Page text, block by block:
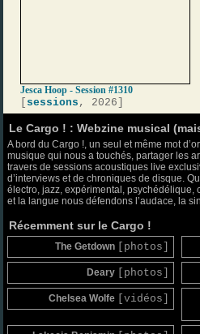
Jesca Hoop - Session #1310
sessions , 2026]
Le Cargo ! : Webzine musical
A bord du Cargo !, un seul et même mot
musique qui nous a touchés, partager les
travers de sessions acoustiques live
d’interviews et de chroniques de disque.
électro, jazz, expérimental,
et la langue nous défendons l’audace, la
Récemment sur le Cargo !
The Getdown [photos]
Deary [photos]
Chelsea Wolfe [vidéos]